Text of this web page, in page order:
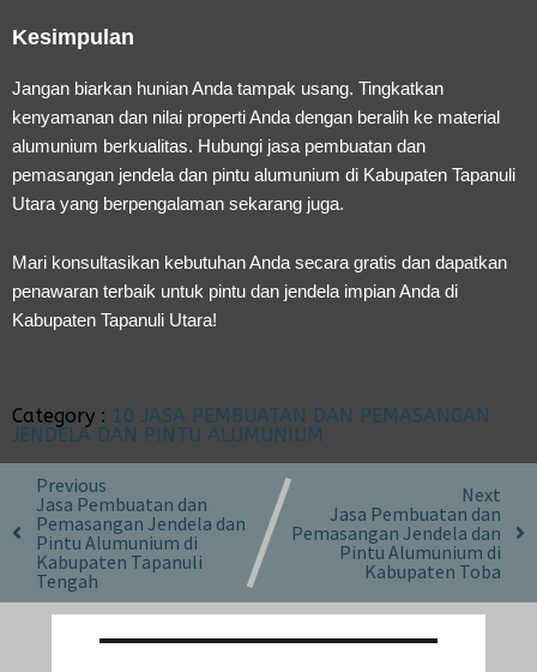
Kesimpulan
Jangan biarkan hunian Anda tampak usang. Tingkatkan
kenyamanan dan nilai properti Anda dengan beralih ke material
alumunium berkualitas. Hubungi jasa pembuatan dan
pemasangan jendela dan pintu alumunium di Kabupaten Tapanuli
Utara yang berpengalaman sekarang juga.
Mari konsultasikan kebutuhan Anda secara gratis dan dapatkan
penawaran terbaik untuk pintu dan jendela impian Anda di
Kabupaten Tapanuli Utara!
Category : 10 JASA PEMBUATAN DAN PEMASANGAN
JENDELA DAN PINTU ALUMUNIUM
Previous
Jasa Pembuatan dan
Pemasangan Jendela dan
Pintu Alumunium di
Kabupaten Tapanuli
Tengah
Next
Jasa Pembuatan dan
Pemasangan Jendela dan
Pintu Alumunium di
Kabupaten Toba